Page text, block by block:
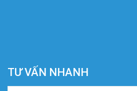
TƯ VẤN NHANH